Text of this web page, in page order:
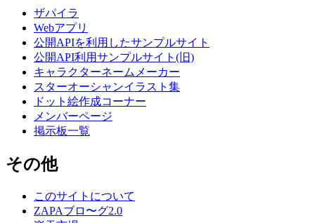
ザパイラ
Webアプリ
公開APIを利用したサンプルサイト
公開API利用サンプルサイト(旧)
キャラクターネームメーカー
スターオーシャンイラスト集
ドット絵作成コーナー
メンバーページ
掲示板一覧
その他
このサイトについて
ZAPAブロ〜グ2.0